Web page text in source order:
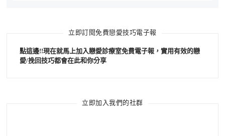
立即訂閱免費戀愛技巧電子報
點這邊!!現在就馬上加入戀愛診療室免費電子報，實用有效的戀
愛/挽回技巧都會在此和你分享
立即加入我們的社群